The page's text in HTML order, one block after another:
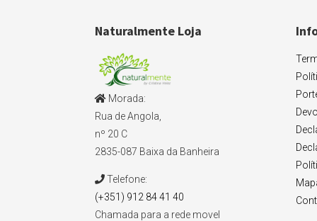
Naturalmente Loja
Morada:
Rua de Angola,
nº 20 C
2835-087 Baixa da Banheira
Telefone:
(+351) 912 84 41 40
Chamada para a rede movel